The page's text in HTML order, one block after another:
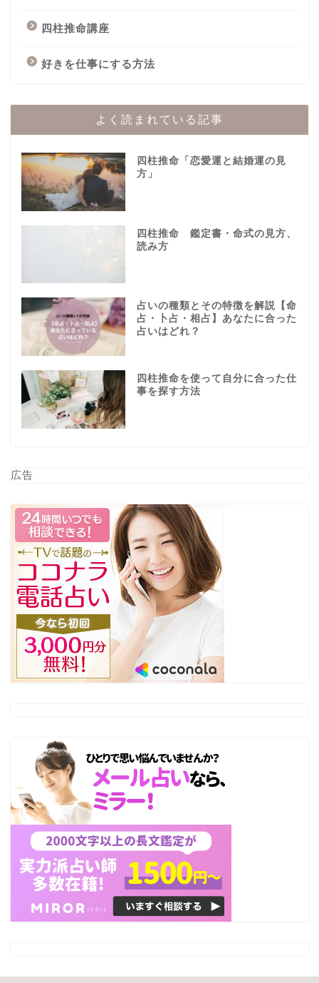
四柱推命講座
好きを仕事にする方法
よく読まれている記事
四柱推命「恋愛運と結婚運の見
方」
四柱推命 鑑定書・命式の見方、
読み方
占いの種類とその特徴を解説【命
占・卜占・相占】あなたに合った
占いはどれ？
四柱推命を使って自分に合った仕
事を探す方法
広告